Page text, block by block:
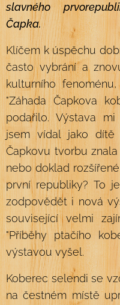
slavného
Čapka.
Klíčem k úspěchu
často vybrání a
kulturního
"Záhada Čapkova
podařilo. Výstava
jsem vídal jako
Čapkovu tvorbu
nebo doklad
první republiky? To
zodpovědět i nová
související velmi
"Příběhy ptačího
výstavou vyšel.
Koberec selendi se
na čestném místě